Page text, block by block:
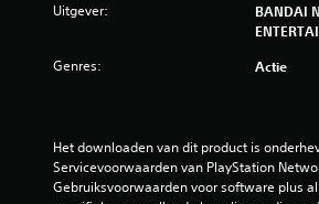
Uitgever:
BANDAI
Genres: Actie
Het downloaden van dit product is
Servicevoorwaarden van PlayStation
Gebruiksvoorwaarden voor software plus